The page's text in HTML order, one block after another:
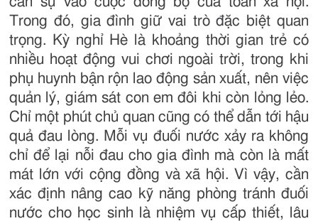
Trong đó, gia đình giữ vai trò đặc biệt quan
trọng. Kỳ nghỉ Hè là khoảng thời gian trẻ có
nhiều hoạt động vui chơi ngoài trời, trong khi
phụ huynh bận rộn lao động sản xuất, nên việc
quản lý, giám sát con em đôi khi còn lỏng lẻo.
Chỉ một phút chủ quan cũng có thể dẫn tới hậu
quả đau lòng. Mỗi vụ đuối nước xảy ra không
chỉ để lại nỗi đau cho gia đình mà còn là mất
mát lớn với cộng đồng và xã hội. Vì vậy, cần
xác định nâng cao kỹ năng phòng tránh đuối
nước cho học sinh là nhiệm vụ cấp thiết, lâu